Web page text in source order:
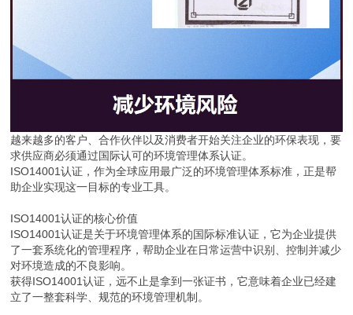
越来越多的客户、合作伙伴以及消费者开始关注企业的环保表现，要
求供应商必须通过国际认可的环境管理体系认证。
ISO14001认证，作为全球应用最广泛的环境管理体系标准，正是帮
助企业实现这一目标的专业工具。
ISO14001认证的核心价值
ISO14001认证是关于环境管理体系的国际标准认证，它为企业提供
了一套系统化的管理程序，帮助企业在日常运营中识别、控制并减少
对环境造成的不良影响。
获得ISO14001认证，远不止是拿到一张证书，它意味着企业已经建
立了一整套科学、规范的环境管理机制。